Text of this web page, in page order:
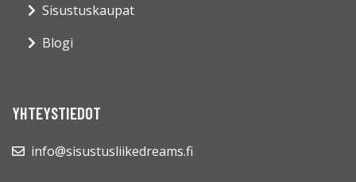
Sisustuskaupat
Blogi
YHTEYSTIEDOT
info@sisustusliikedreams.fi